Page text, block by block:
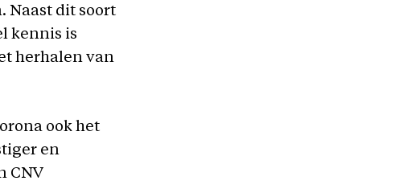
Naast dit soort
kennis is
herhalen van
ook het
en
CNV